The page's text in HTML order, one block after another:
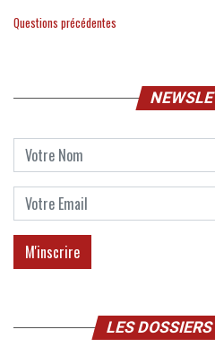
Questions précédentes
LES